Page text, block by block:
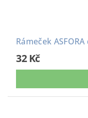
Rámeček
32 Kč